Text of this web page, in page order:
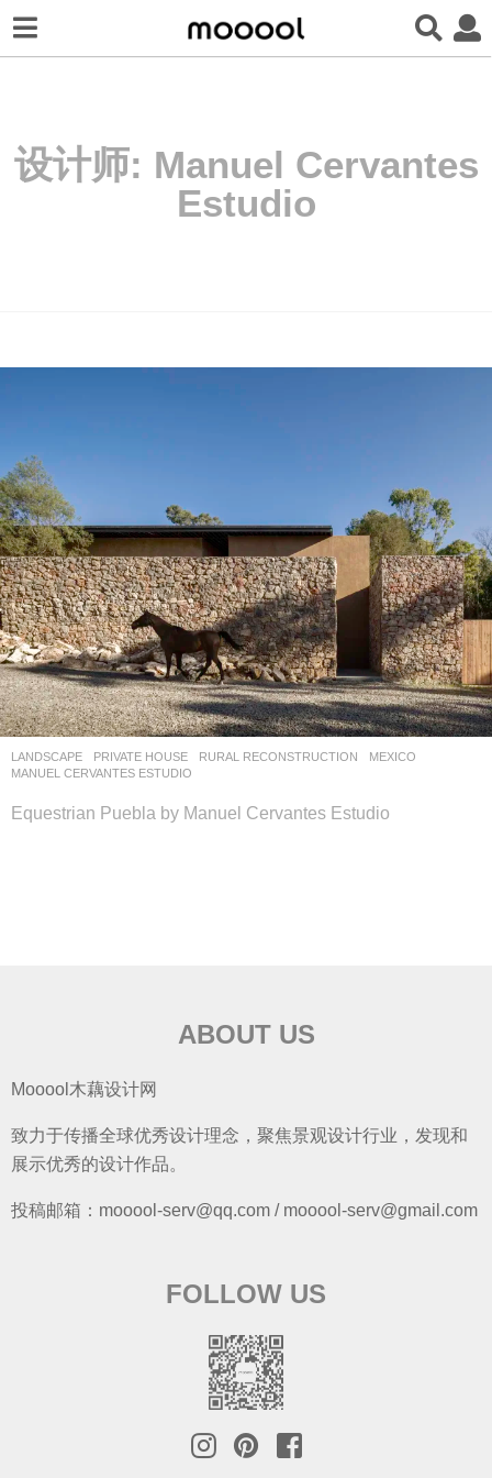
设计师: Manuel Cervantes
Estudio
LANDSCAPE PRIVATE HOUSE ,RURAL RECONSTRUCTION
MEXICO
MANUEL CERVANTES ESTUDIO
Equestrian Puebla by Manuel Cervantes Estudio
ABOUT US
Mooool木藕设计网
致力于传播全球优秀设计理念，聚焦景观设计行业，发现和
展示优秀的设计作品。
投稿邮箱：mooool-serv@qq.com / mooool-serv@gmail.com
FOLLOW US